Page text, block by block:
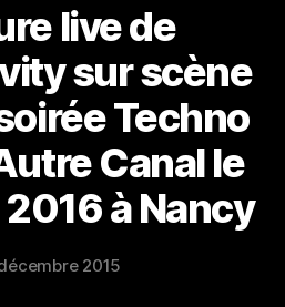
live de
sur scène
Techno
Canal le
à Nancy
2015